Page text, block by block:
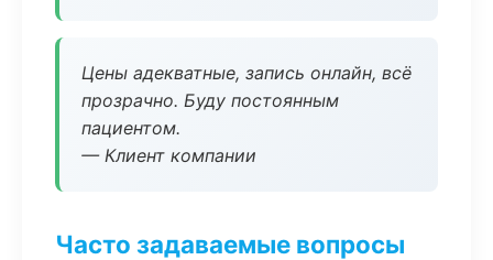
Цены адекватные, запись онлайн, всё
прозрачно. Буду постоянным
пациентом.
— Клиент компании
Часто задаваемые вопросы